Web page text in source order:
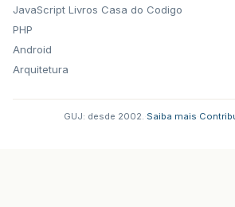
JavaScript
PHP
Android
Arquitetura
Livros Casa do Codigo
GUJ: desde 2002. Saiba mais